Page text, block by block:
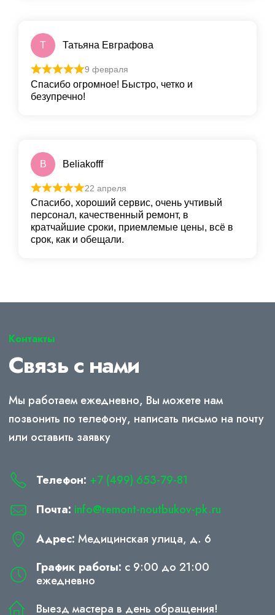
Т Татьяна Евграфова
9 февраля
Спасибо огромное! Быстро, четко и
безупречно!
B Beliakofff
22 апреля
Спасибо, хороший сервис, очень учтивый
персонал, качественный ремонт, в
кратчайшие сроки, приемлемые цены, всё в
срок, как и обещали.
Контакты
Связь с нами
Мы работаем ежедневно, Вы можете нам
позвонить по телефону, написать письмо на почту
или оставить заявку
Телефон: +7 (499) 653-79-81
Почта: info@remont-noutbukov-pk.ru
Адрес: Медицинская улица, д. 6
График работы: с 9:00 до 21:00
ежедневно
Выезд мастера в день обращения!